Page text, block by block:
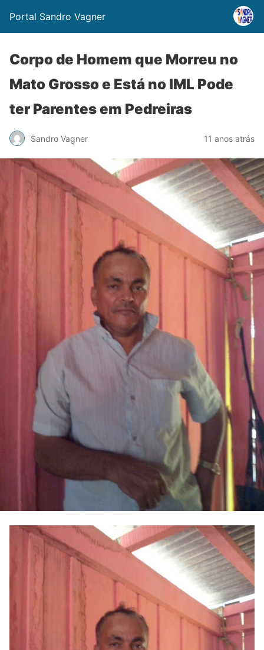
Portal Sandro Vagner
Corpo de Homem que Morreu no
Mato Grosso e Está no IML Pode
ter Parentes em Pedreiras
Sandro Vagner 11 anos atrás